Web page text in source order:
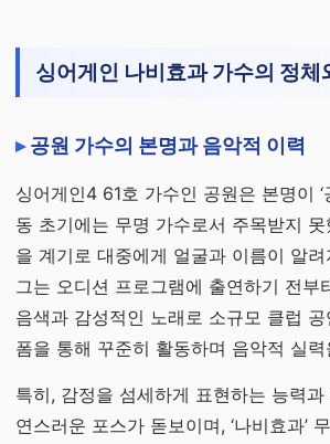
싱어게인 나비효과 가수의 정체
공원 가수의 본명과 음악적 이력
싱어게인4 61호 가수인 공원은 본명이 ‘
동 초기에는 무명 가수로서 주목받지
을 계기로 대중에게 얼굴과 이름이 알
그는 오디션 프로그램에 출연하기 전부
음색과 감성적인 노래로 소규모 클럽
폼을 통해 꾸준히 활동하며 음악적 실
특히, 감정을 섬세하게 표현하는 능력
연스러운 포스가 돋보이며, ‘나비효과’